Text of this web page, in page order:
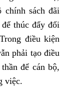
chính sách đãi
thúc đẩy đổi
điều kiện
phải tạo điều
để cán bộ,
việc.